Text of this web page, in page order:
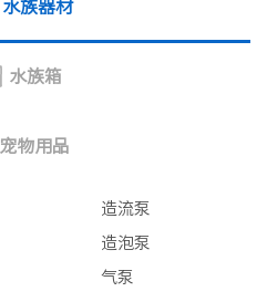
水族器材
水族箱
宠物用品
造流泵
造泡泵
气泵